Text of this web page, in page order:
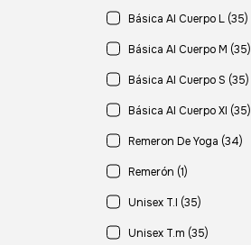
Básica Al Cuerpo L (35)
Básica Al Cuerpo M (35)
Básica Al Cuerpo S (35)
Básica Al Cuerpo Xl (35)
Remeron De Yoga (34)
Remerón (1)
Unisex T.l (35)
Unisex T.m (35)